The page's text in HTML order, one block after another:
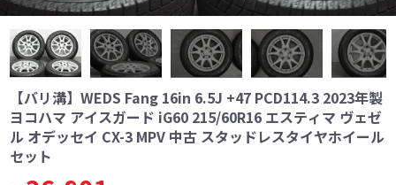
【バリ溝】WEDS Fang 16in 6.5J +47 PCD114.3 2023年製
ヨコハマ アイスガード iG60 215/60R16 エスティマ ヴェゼ
ル オデッセイ CX-3 MPV 中古 スタッドレスタイヤホイール
セット